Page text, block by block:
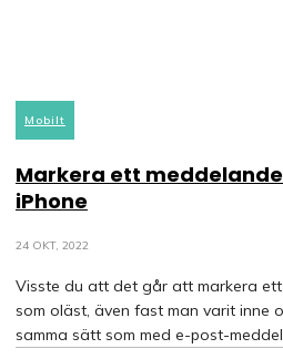
Mobilt
Markera ett
iPhone
24 OKT, 2022
Visste du att det går att markera ett
som oläst, även fast man varit inne
samma sätt som med e-post-